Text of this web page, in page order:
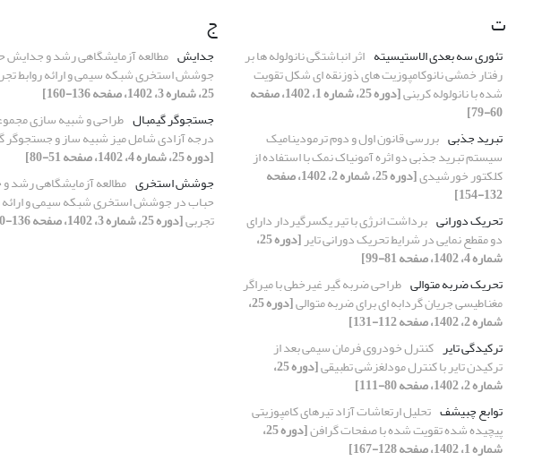
ت
تئوری سه بعدی الاستیسیته اثر انباشتگی نانولوله ها بر
رفتار خمشی نانوکامپوزیت های ذوزنقه ای شکل تقویت
شده با نانولوله کربنی [دوره 25، شماره 1، 1402، صفحه
60-79]
تبرید جذبی بررسی قانون اول و دوم ترمودینامیک
سیستم تبرید جذبی دو اثره آمونیاک نمک با استفاده از
کلکتور خورشیدی [دوره 25، شماره 2، 1402، صفحه
132-154]
تحریک دورانی برداشت انرژی با تیر یکسرگیردار دارای
دو مقطع نمایی در شرایط تحریک دورانی تایر [دوره 25،
شماره 4، 1402، صفحه 81-99]
تحریک ضربه متوالی طراحی ضربه گیر غیرخطی با میراگر
مغناطیسی جریان گردابه ای برای ضربه متوالی [دوره 25،
شماره 2، 1402، صفحه 112-131]
ترکیدگی تایر کنترل خودروی فرمان سیمی بعد از
ترکیدن تایر با کنترل مودلغزشی تطبیقی [دوره 25،
شماره 2، 1402، صفحه 80-111]
توابع چبیشف تحلیل ارتعاشات آزاد تیرهای کامپوزیتی
پیچیده شده تقویت شده با صفحات گرافن [دوره 25،
شماره 1، 1402، صفحه 128-167]
ج
جدایش مطالعه آزمایشگاهی رشد و جدایش
جوشش استخری شبکه سیمی و ارائه روابط
25، شماره 3، 1402، صفحه 136-160]
جستجوگر گیمبال طراحی و شبیه سازی
درجه آزادی شامل میز شبیه ساز و جستجوگر
[دوره 25، شماره 4، 1402، صفحه 51-80]
جوشش استخری مطالعه آزمایشگاهی رشد
حباب در جوشش استخری شبکه سیمی و ارائه
تجربی[دوره 25، شماره 3، 1402، صفحه 136-160]